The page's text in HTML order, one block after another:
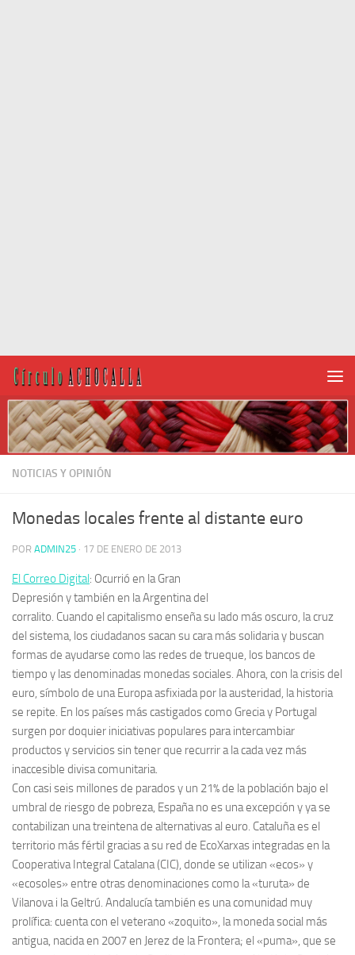
NOTICIAS Y OPINIÓN
Monedas locales frente al distante euro
POR ADMIN25 · 17 DE ENERO DE 2013
El Correo Digital: Ocurrió en la Gran
Depresión y también en la Argentina del
corralito. Cuando el capitalismo enseña su lado más oscuro, la cruz
del sistema, los ciudadanos sacan su cara más solidaria y buscan
formas de ayudarse como las redes de trueque, los bancos de
tiempo y las denominadas monedas sociales. Ahora, con la crisis del
euro, símbolo de una Europa asfixiada por la austeridad, la historia
se repite. En los países más castigados como Grecia y Portugal
surgen por doquier iniciativas populares para intercambiar
productos y servicios sin tener que recurrir a la cada vez más
inaccesible divisa comunitaria.
Con casi seis millones de parados y un 21% de la población bajo el
umbral de riesgo de pobreza, España no es una excepción y ya se
contabilizan una treintena de alternativas al euro. Cataluña es el
territorio más fértil gracias a su red de EcoXarxas integradas en la
Cooperativa Integral Catalana (CIC), donde se utilizan «ecos» y
«ecosoles» entre otras denominaciones como la «turuta» de
Vilanova i la Geltrú. Andalucía también es una comunidad muy
prolífica: cuenta con el veterano «zoquito», la moneda social más
antigua, nacida en 2007 en Jerez de la Frontera; el «puma», que se